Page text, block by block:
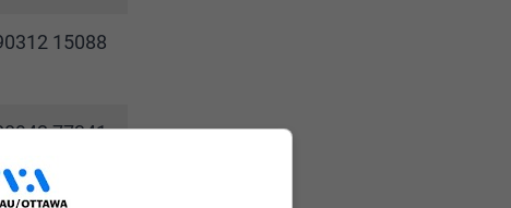
15088
77341